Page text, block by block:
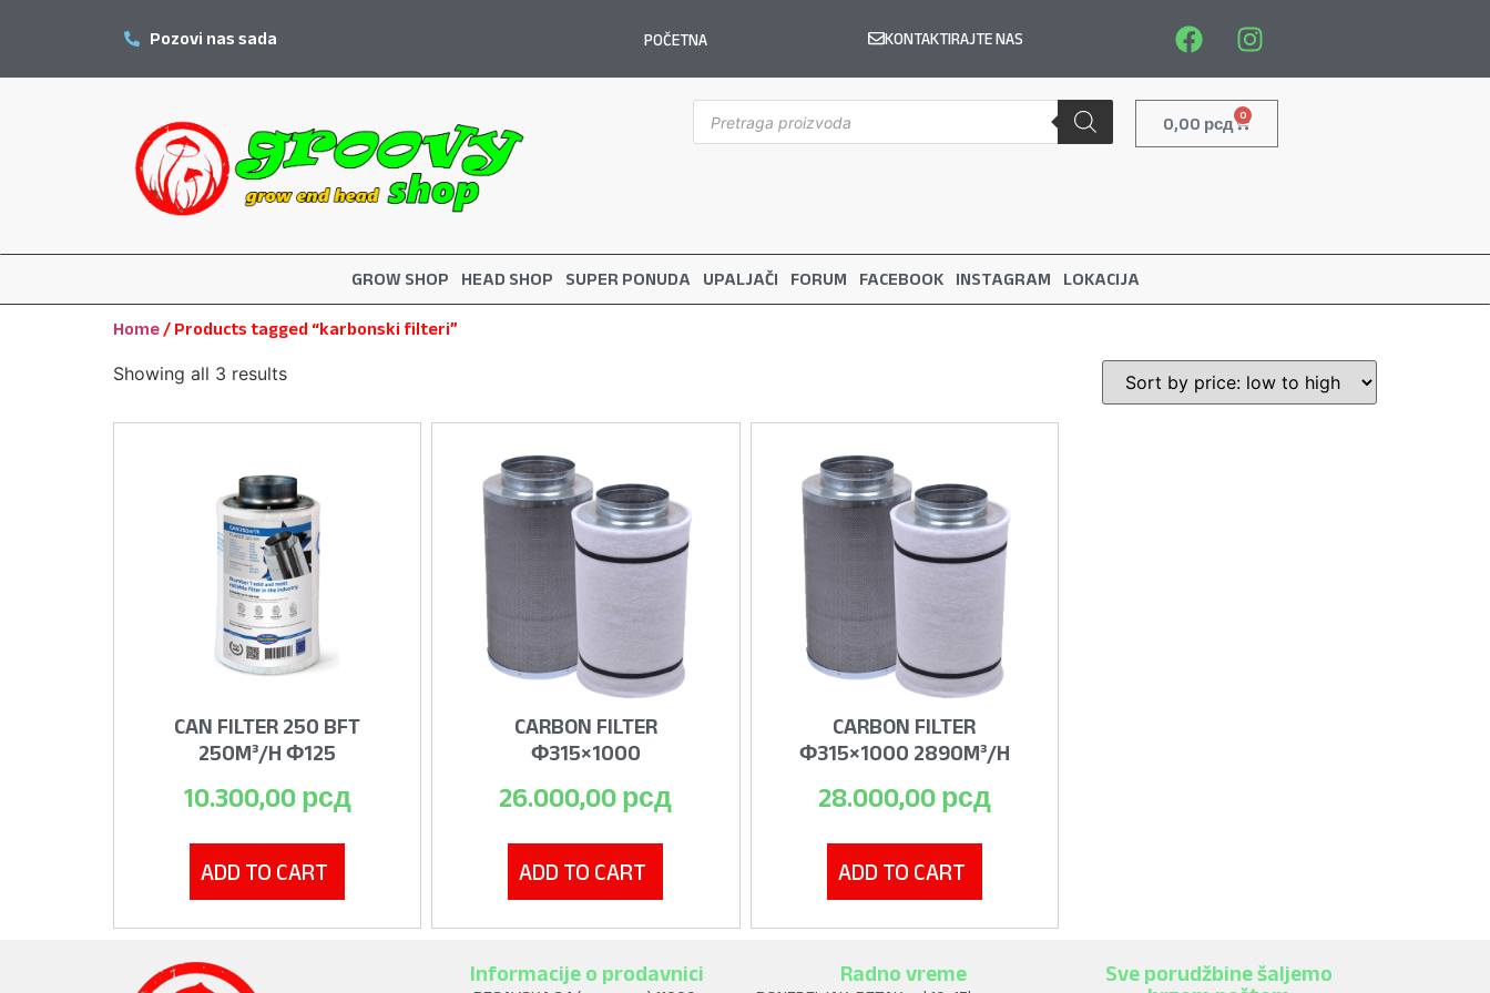
Pozovi nas sada POČETNA KONTAKTIRAJTE NAS
0,00 рсд 0
GROW SHOP HEAD SHOP SUPER PONUDA UPALJAČI FORUM FACEBOOK INSTAGRAM LOKACIJA
Home / Products tagged “karbonski filteri”
Showing all 3 results
CAN FILTER 250 BFT
250M³/H Φ125
10.300,00 рсд
ADD TO CART
CARBON FILTER
Φ315×1000
26.000,00 рсд
ADD TO CART
CARBON FILTER
Φ315×1000 2890M³/H
28.000,00 рсд
ADD TO CART
Informacije o prodavnici Radno vreme
Sve porudžbine šaljemo